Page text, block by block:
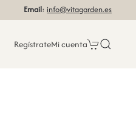
Email: info@vitagarden.es
RegístrateMi cuenta